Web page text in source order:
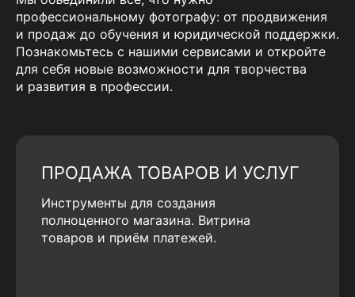
профессиональному фотографу: от продвижения
и продаж до обучения и юридической поддержки.
Познакомьтесь с нашими сервисами и откройте
для себя новые возможности для творчества
и развития в профессии.
ПРОДАЖА ТОВАРОВ И УСЛУГ
Инструменты для создания
полноценного магазина. Витрина
товаров и приём платежей.